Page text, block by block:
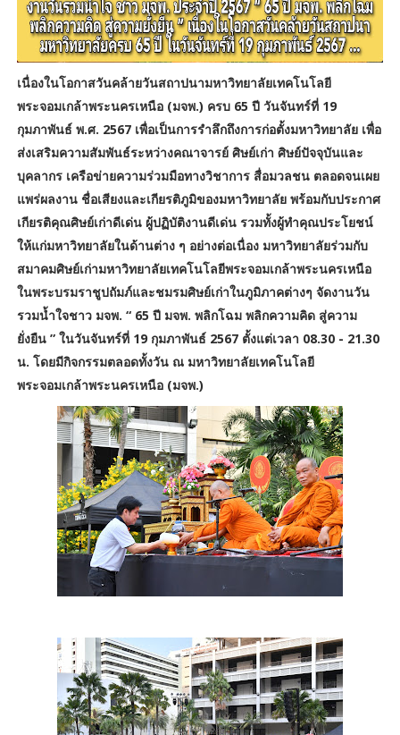
เนื่องในโอกาสวันคล้ายวันสถาปนามหาวิทยาลัยเทคโนโลยี
พระจอมเกล้าพระนครเหนือ (มจพ.) ครบ 65 ปี วันจันทร์ที่ 19
กุมภาพันธ์ พ.ศ. 2567 เพื่อเป็นการรำลึกถึงการก่อตั้งมหาวิทยาลัย เพื่อ
ส่งเสริมความสัมพันธ์ระหว่างคณาจารย์ ศิษย์เก่า ศิษย์ปัจจุบันและ
บุคลากร เครือข่ายความร่วมมือทางวิชาการ สื่อมวลชน ตลอดจนเผย
แพร่ผลงาน ชื่อเสียงและเกียรติภูมิของมหาวิทยาลัย พร้อมกับประกาศ
เกียรติคุณศิษย์เก่าดีเด่น ผู้ปฏิบัติงานดีเด่น รวมทั้งผู้ทำคุณประโยชน์
ให้แก่มหาวิทยาลัยในด้านต่าง ๆ อย่างต่อเนื่อง มหาวิทยาลัยร่วมกับ
สมาคมศิษย์เก่ามหาวิทยาลัยเทคโนโลยีพระจอมเกล้าพระนครเหนือ
ในพระบรมราชูปถัมภ์และชมรมศิษย์เก่าในภูมิภาคต่างๆ จัดงานวัน
รวมน้ำใจชาว มจพ. “ 65 ปี มจพ. พลิกโฉม พลิกความคิด สู่ความ
ยั่งยืน ” ในวันจันทร์ที่ 19 กุมภาพันธ์ 2567 ตั้งแต่เวลา 08.30 - 21.30
น. โดยมีกิจกรรมตลอดทั้งวัน ณ มหาวิทยาลัยเทคโนโลยี
พระจอมเกล้าพระนครเหนือ (มจพ.)